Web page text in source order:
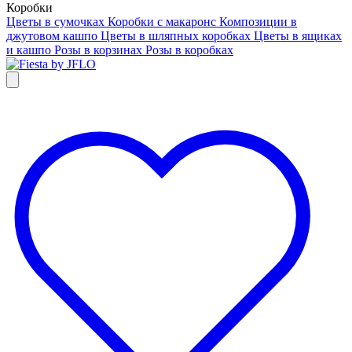
Коробки
Цветы в сумочках Коробки с макаронс Композиции в
джутовом кашпо Цветы в шляпных коробках Цветы в ящиках
и кашпо Розы в корзинах Розы в коробках